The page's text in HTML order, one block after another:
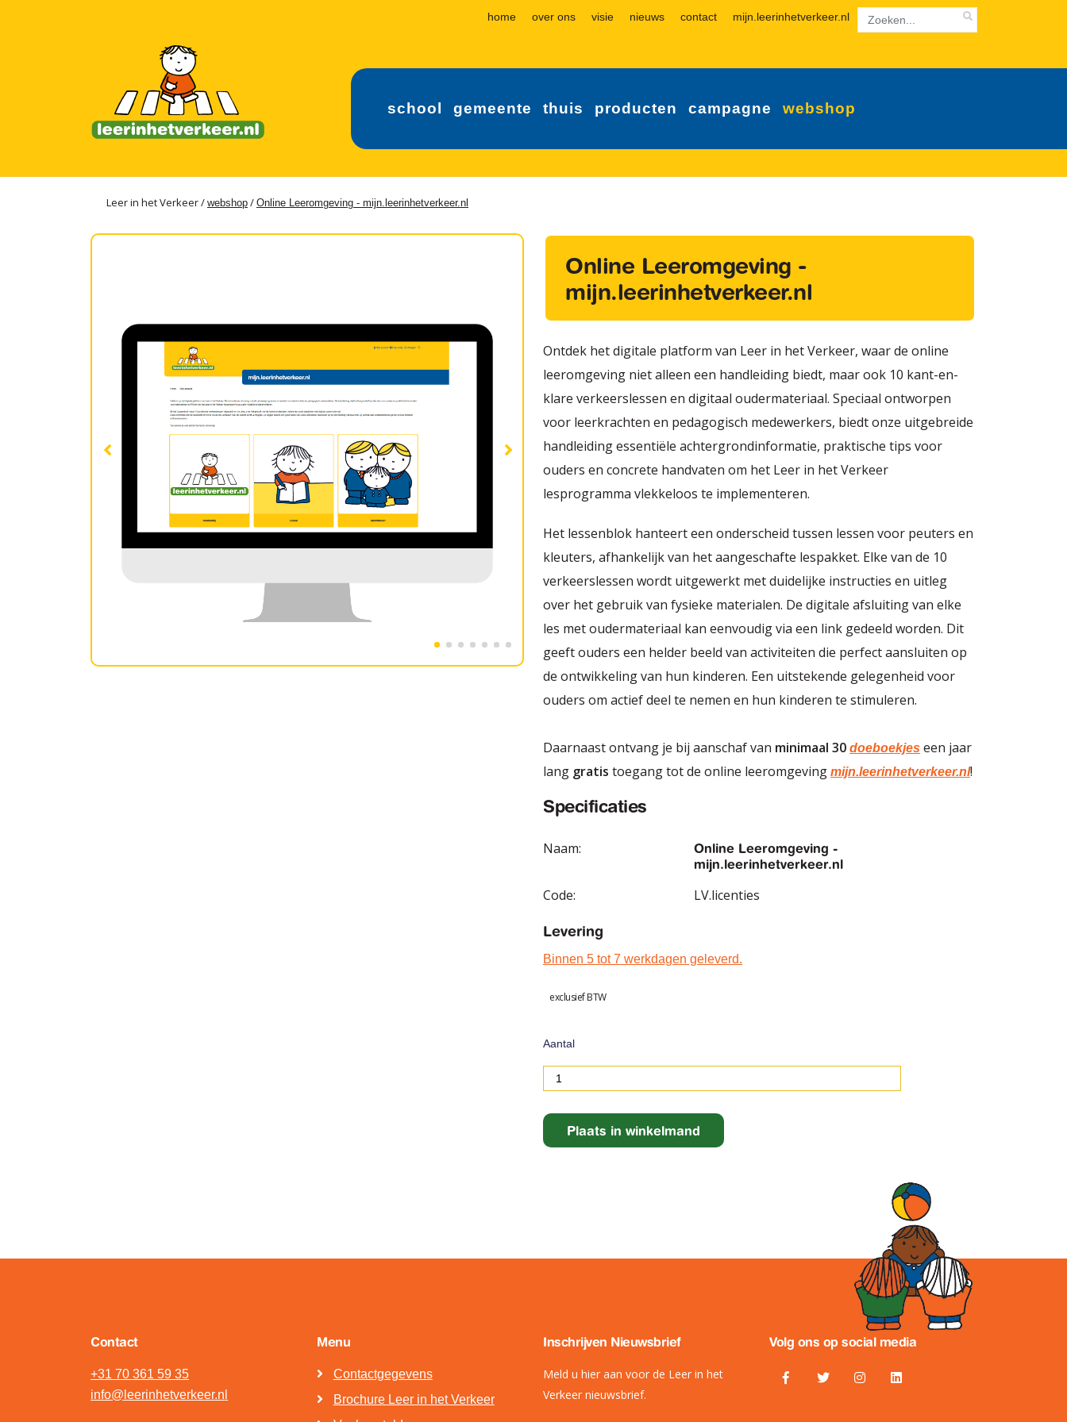
home over ons visie nieuws contact mijn.leerinhetverkeer.nl
school gemeente thuis producten campagne webshop
Leer in het Verkeer / webshop / Online Leeromgeving - mijn.leerinhetverkeer.nl
Online Leeromgeving -
mijn.leerinhetverkeer.nl
Ontdek het digitale platform van Leer in het Verkeer, waar de online
leeromgeving niet alleen een handleiding biedt, maar ook 10 kant-en-
klare verkeerslessen en digitaal oudermateriaal. Speciaal ontworpen
voor leerkrachten en pedagogisch medewerkers, biedt onze uitgebreide
handleiding essentiële achtergrondinformatie, praktische tips voor
ouders en concrete handvaten om het Leer in het Verkeer
lesprogramma vlekkeloos te implementeren.
Het lessenblok hanteert een onderscheid tussen lessen voor peuters en
kleuters, afhankelijk van het aangeschafte lespakket. Elke van de 10
verkeerslessen wordt uitgewerkt met duidelijke instructies en uitleg
over het gebruik van fysieke materialen. De digitale afsluiting van elke
les met oudermateriaal kan eenvoudig via een link gedeeld worden. Dit
geeft ouders een helder beeld van activiteiten die perfect aansluiten op
de ontwikkeling van hun kinderen. Een uitstekende gelegenheid voor
ouders om actief deel te nemen en hun kinderen te stimuleren.
Daarnaast ontvang je bij aanschaf van minimaal 30 doeboekjes een jaar
lang gratis toegang tot de online leeromgeving mijn.leerinhetverkeer.nl!
Specificaties
Naam:
Online Leeromgeving -
mijn.leerinhetverkeer.nl
Code: LV.licenties
Levering
Binnen 5 tot 7 werkdagen geleverd.
exclusief BTW
Aantal
Contact
+31 70 361 59 35
info@leerinhetverkeer.nl
Menu
Contactgegevens
Brochure Leer in het Verkeer
Inschrijven Nieuwsbrief
Meld u hier aan voor de Leer in het
Verkeer nieuwsbrief.
Volg ons op social media